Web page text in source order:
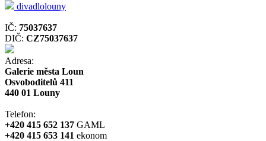
divadlolouny
IČ: 75037637
DIČ: CZ75037637
Adresa:
Galerie města Loun
Osvoboditelů 411
440 01 Louny
Telefon:
+420 415 652 137 GAML
+420 415 653 141 ekonom